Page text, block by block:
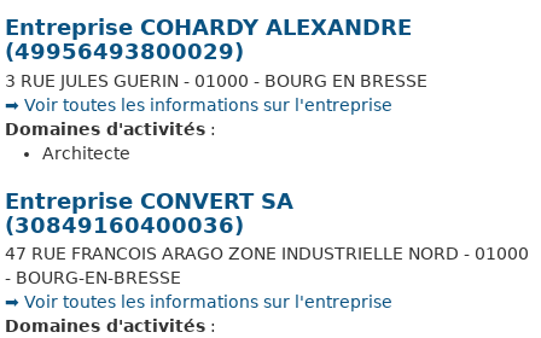
Entreprise COHARDY ALEXANDRE
(49956493800029)
3 RUE JULES GUERIN - 01000 - BOURG EN BRESSE
➡️ Voir toutes les informations sur l'entreprise
Domaines d'activités :
Architecte
Entreprise CONVERT SA
(30849160400036)
47 RUE FRANCOIS ARAGO ZONE INDUSTRIELLE NORD - 01000
- BOURG-EN-BRESSE
➡️ Voir toutes les informations sur l'entreprise
Domaines d'activités :